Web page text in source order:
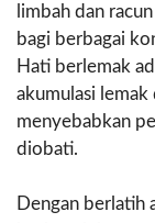
limbah dan
bagi berbagai
Hati berlemak
akumulasi lemak
menyebabkan
diobati.
Dengan berlatih